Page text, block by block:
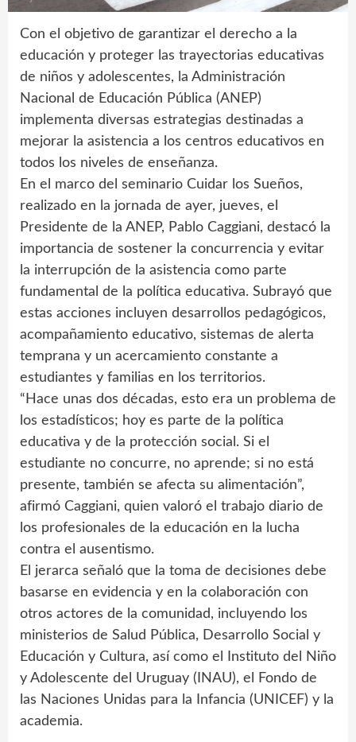
Con el objetivo de garantizar el derecho a la
educación y proteger las trayectorias educativas
de niños y adolescentes, la Administración
Nacional de Educación Pública (ANEP)
implementa diversas estrategias destinadas a
mejorar la asistencia a los centros educativos en
todos los niveles de enseñanza.
En el marco del seminario Cuidar los Sueños,
realizado en la jornada de ayer, jueves, el
Presidente de la ANEP, Pablo Caggiani, destacó la
importancia de sostener la concurrencia y evitar
la interrupción de la asistencia como parte
fundamental de la política educativa. Subrayó que
estas acciones incluyen desarrollos pedagógicos,
acompañamiento educativo, sistemas de alerta
temprana y un acercamiento constante a
estudiantes y familias en los territorios.
“Hace unas dos décadas, esto era un problema de
los estadísticos; hoy es parte de la política
educativa y de la protección social. Si el
estudiante no concurre, no aprende; si no está
presente, también se afecta su alimentación”,
afirmó Caggiani, quien valoró el trabajo diario de
los profesionales de la educación en la lucha
contra el ausentismo.
El jerarca señaló que la toma de decisiones debe
basarse en evidencia y en la colaboración con
otros actores de la comunidad, incluyendo los
ministerios de Salud Pública, Desarrollo Social y
Educación y Cultura, así como el Instituto del Niño
y Adolescente del Uruguay (INAU), el Fondo de
las Naciones Unidas para la Infancia (UNICEF) y la
academia.